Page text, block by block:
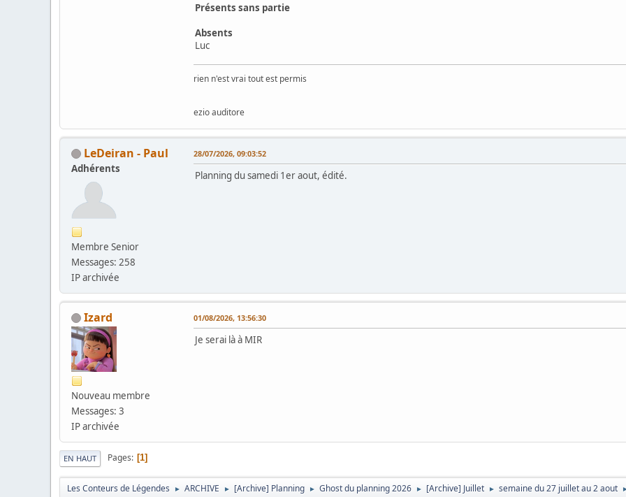
Présents sans partie
Absents
Luc
rien n'est vrai tout est permis
ezio auditore
LeDeiran - Paul
Adhérents
Membre Senior
Messages: 258
IP archivée
28/07/2026, 09:03:52
Planning du samedi 1er aout, édité.
Izard
Nouveau membre
Messages: 3
IP archivée
01/08/2026, 13:56:30
Je serai là à MIR
EN HAUT Pages 1
Les Conteurs de Légendes ► ARCHIVE ► [Archive] Planning ► Ghost du planning 2026 ► [Archive] Juillet ► semaine du 27 juillet au 2 aout